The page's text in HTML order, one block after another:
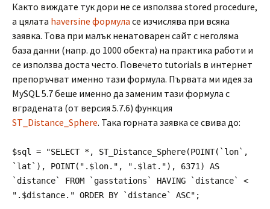
Както виждате тук дори не се използва stored procedure,
а цялата haversine формула се изчислява при всяка
заявка. Това при малък ненатоварен сайт с неголяма
база данни (напр. до 1000 обекта) на практика работи и
се използва доста често. Повечето tutorials в интернет
препоръчват именно тази формула. Първата ми идея за
MySQL 5.7 беше именно да заменим тази формула с
вградената (от версия 5.7.6) функция
ST_Distance_Sphere. Така горната заявка се свива до:
$sql = "SELECT *, ST_Distance_Sphere(POINT(`lon`,
`lat`), POINT(".$lon.", ".$lat."), 6371) AS
`distance` FROM `gasstations` HAVING `distance` <
".$distance." ORDER BY `distance` ASC";